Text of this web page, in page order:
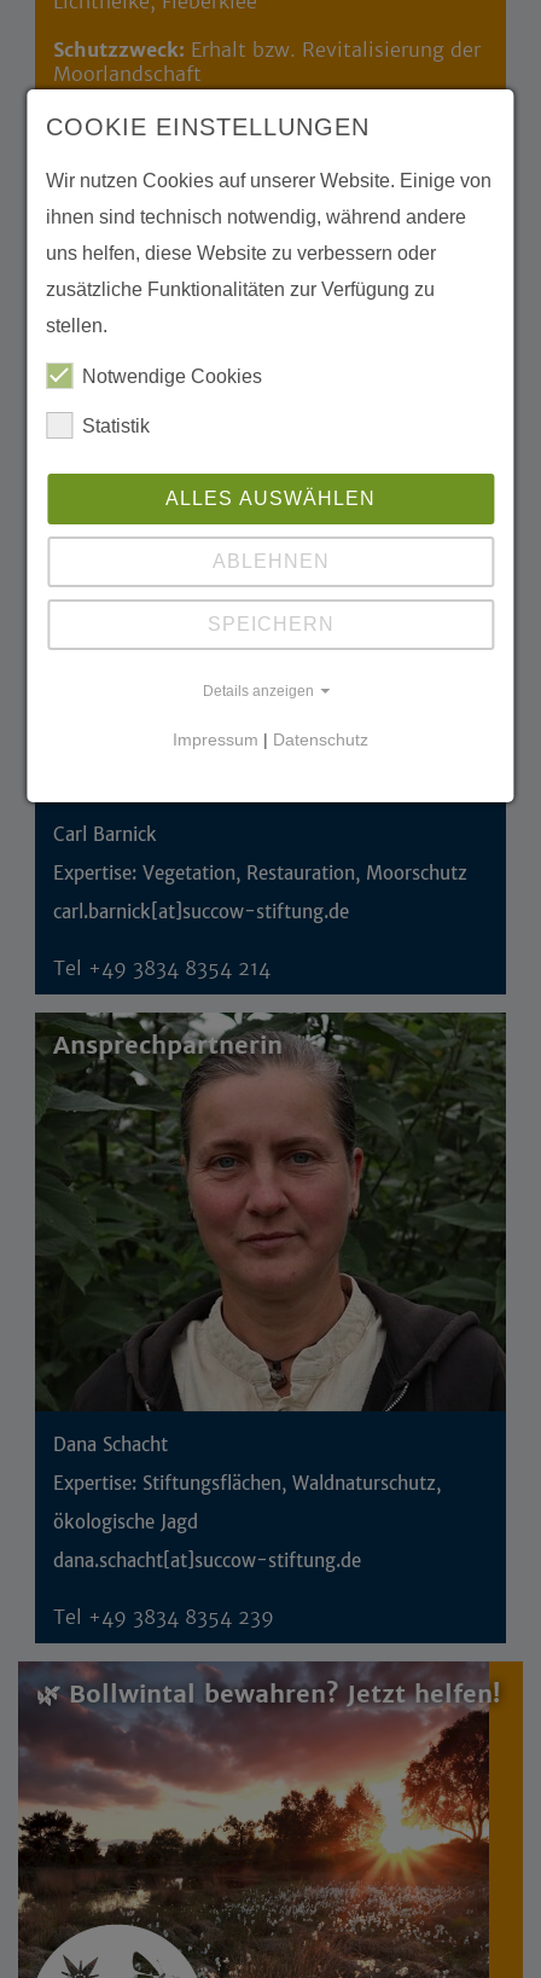
Schutzzweck: Erhalt bzw. Revitalisierung der
Moorlandschaft
Schutzgebiete:Biosphärenreservat
"Bollwinwiesen/Großer Gollinsee",
Natura2000-/ FFH-
Gebiete „Bollwinwiesen/Großer Gollinsee"
und „Polsensee”
Im Eigentum seit:2004 als "Nationales
Naturerbe" aus Bundeseigentum übertragen
Partner & Förderer
Ansprechpartner
Carl Barnick
Expertise: Vegetation, Restauration, Moorschutz
carl.barnick[at]succow-stiftung.de
Tel +49 3834 8354 214
Ansprechpartnerin
Dana Schacht
Expertise: Stiftungsflächen, Waldnaturschutz,
ökologische Jagd
dana.schacht[at]succow-stiftung.de
Tel +49 3834 8354 239
🌿 Bollwintal bewahren? Jetzt helfen!
COOKIE EINSTELLUNGEN
Wir nutzen Cookies auf unserer Website. Einige von
ihnen sind technisch notwendig, während andere
uns helfen, diese Website zu verbessern oder
zusätzliche Funktionalitäten zur Verfügung zu
stellen.
Notwendige Cookies
Statistik
ALLES AUSWÄHLEN
ABLEHNEN
SPEICHERN
Details anzeigen
Impressum | Datenschutz